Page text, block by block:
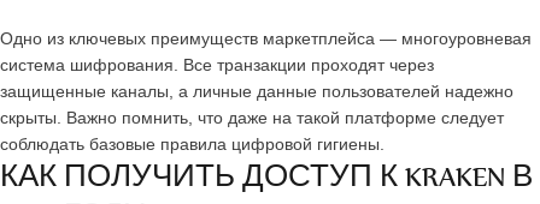
Одно из ключевых преимуществ маркетплейса — многоуровневая
система шифрования. Все транзакции проходят через
защищенные каналы, а личные данные пользователей надежно
скрыты. Важно помнить, что даже на такой платформе следует
соблюдать базовые правила цифровой гигиены.
КАК ПОЛУЧИТЬ ДОСТУП К KRAKEN В